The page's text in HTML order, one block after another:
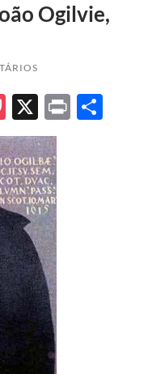
Ogilvie,
Pocket
X Print